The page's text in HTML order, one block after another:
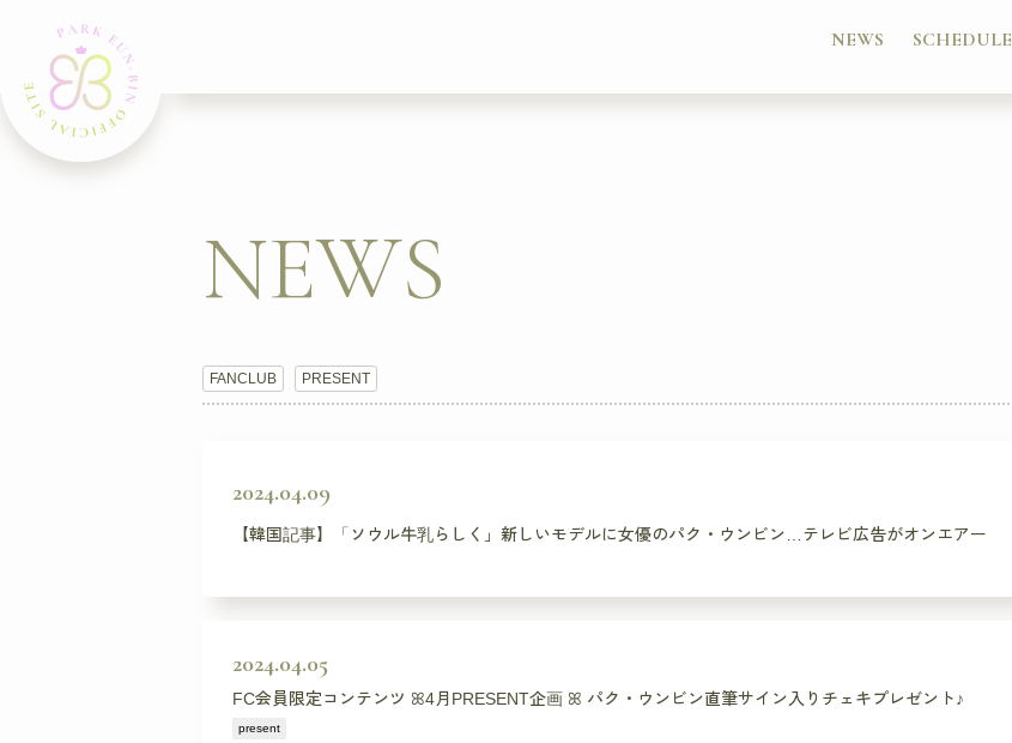
NEWS SCHEDULE
NEWS
FANCLUB PRESENT
2024.04.09
【韓国記事】「ソウル牛乳らしく」新しいモデルに女優のパク・ウンビン…テレビ広告がオンエアー
2024.04.05
FC会員限定コンテンツ ꕤ4月PRESENT企画 ꕤ パク・ウンビン直筆サイン入りチェキプレゼント♪
present